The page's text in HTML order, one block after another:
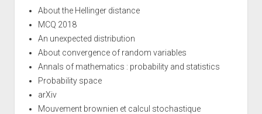
About the Hellinger distance
MCQ 2018
An unexpected distribution
About convergence of random variables
Annals of mathematics : probability and statistics
Probability space
arXiv
Mouvement brownien et calcul stochastique